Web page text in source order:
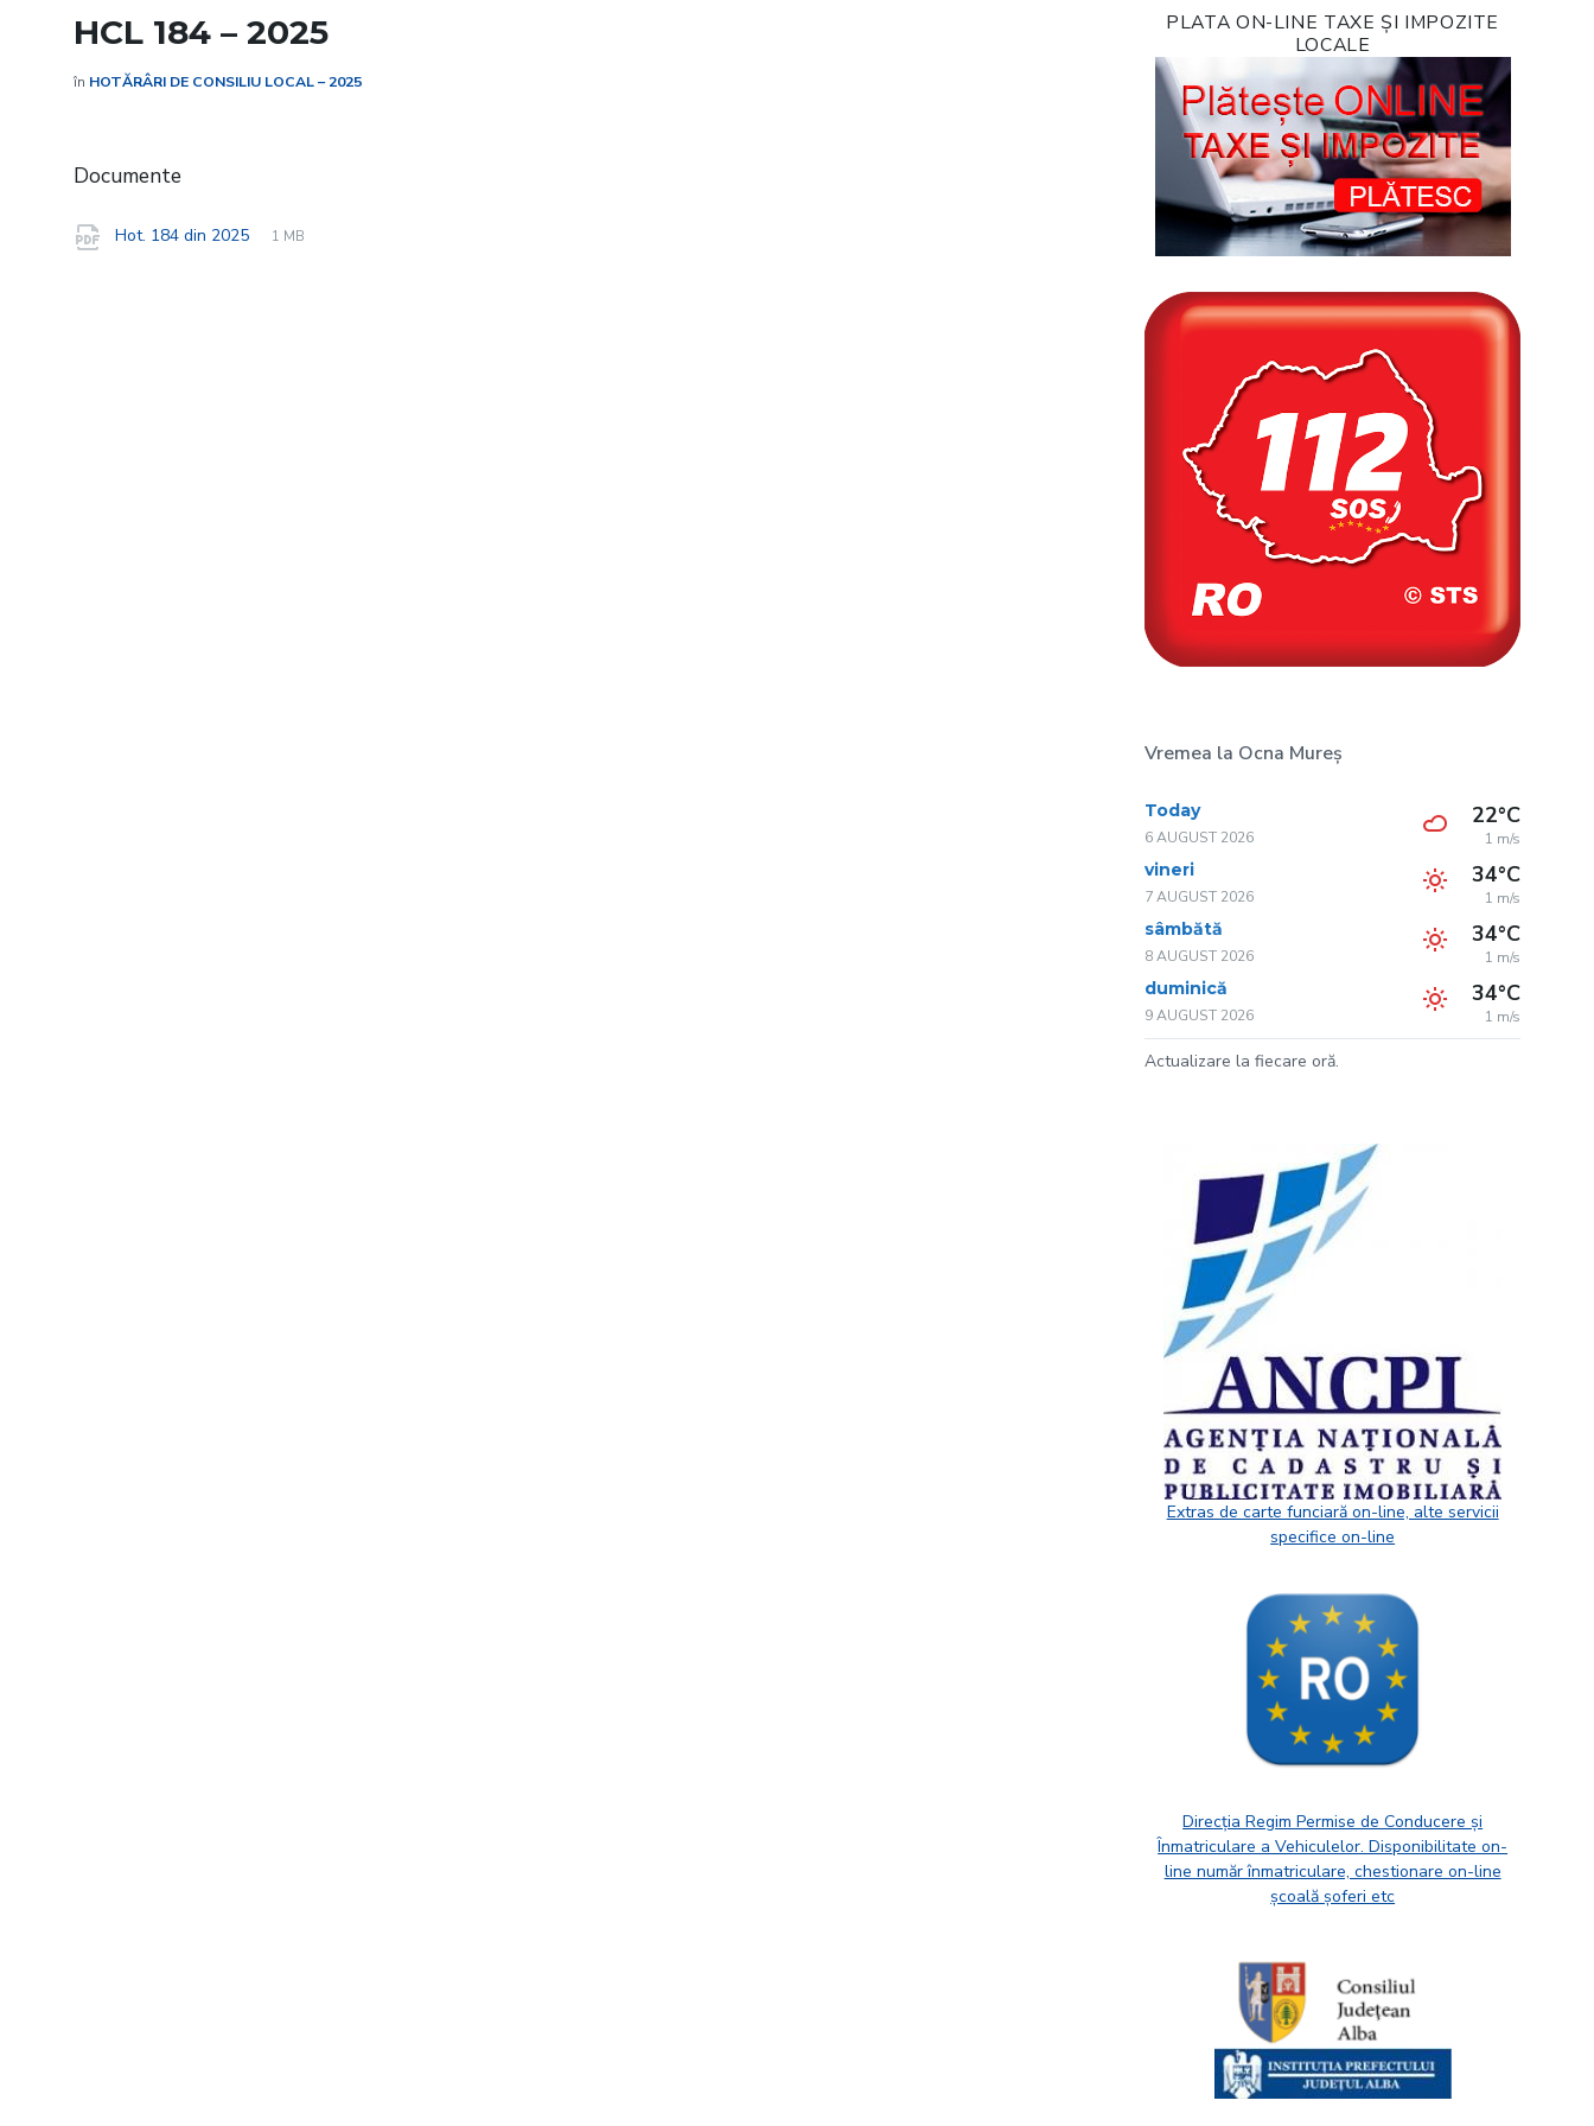
HCL 184 – 2025
în HOTĂRÂRI DE CONSILIU LOCAL – 2025
Documente
Hot. 184 din 2025
File
pdf
File
1 MB
PLATA ON-LINE TAXE ȘI IMPOZITE
LOCALE
Vremea la Ocna Mureș
Today
6 AUGUST 2026
22°C
1 m/s
vineri
7 AUGUST 2026
34°C
1 m/s
sâmbătă
8 AUGUST 2026
34°C
1 m/s
duminică
9 AUGUST 2026
34°C
1 m/s
Actualizare la fiecare oră.
Extras de carte funciară on-line, alte servicii
specifice on-line
Direcția Regim Permise de Conducere și
Înmatriculare a Vehiculelor. Disponibilitate on-
line număr înmatriculare, chestionare on-line
școală șoferi etc